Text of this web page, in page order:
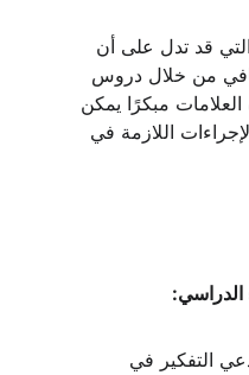
قد تدل على أن
من خلال دروس
مبكرًا يمكن
اللازمة في
التفكير في